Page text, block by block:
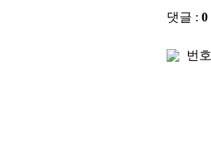
댓글 : 0
번호